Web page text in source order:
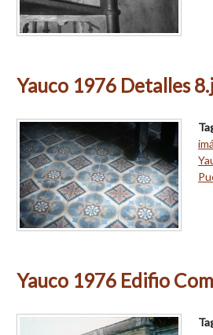
Yauco 1976 Detalles
Yauco 1976 Edifio